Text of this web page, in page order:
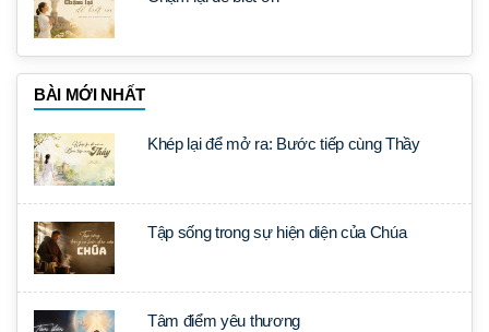
BÀI MỚI NHẤT
Khép lại để mở ra: Bước tiếp cùng Thầy
Tập sống trong sự hiện diện của Chúa
Tâm điểm yêu thương